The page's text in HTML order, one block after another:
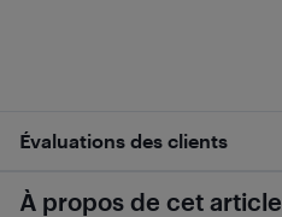
Évaluations des clients
À propos de cet article